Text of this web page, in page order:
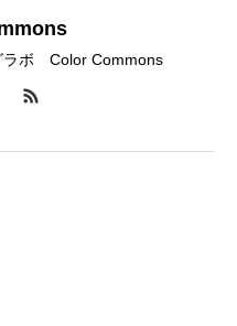
ラボ Color Commons